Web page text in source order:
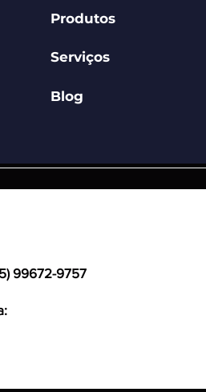
Produtos
Serviços
Blog
99672-9757